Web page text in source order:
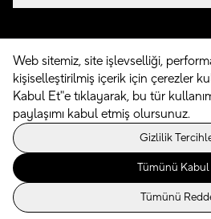
©2026 Crocs.com.tr • Tüm
Powered By
Web sitemiz, site işlevselliği,
kişiselleştirilmiş içerik için çerezler
Kabul Et"e tıklayarak, bu tür
paylaşımı kabul etmiş olursunuz.
Gizlilik
Tümünü
Tümünü